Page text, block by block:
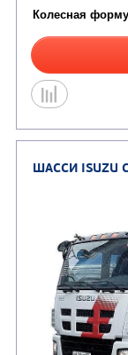
Цена по
Колесная